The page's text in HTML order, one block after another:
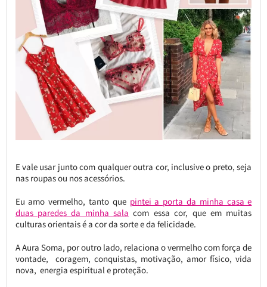
E vale usar junto com qualquer outra cor, inclusive o preto, seja
nas roupas ou nos acessórios.
Eu amo vermelho, tanto que pintei a porta da minha casa e
duas paredes da minha sala com essa cor, que em muitas
culturas orientais é a cor da sorte e da felicidade.
A Aura Soma, por outro lado, relaciona o vermelho com força de
vontade, coragem, conquistas, motivação, amor físico, vida
nova, energia espiritual e proteção.